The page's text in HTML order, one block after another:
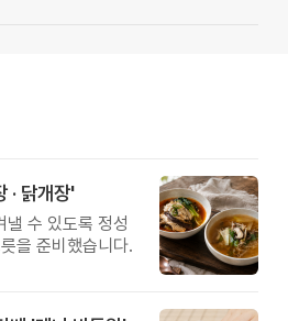
· 닭개장'
낼 수 있도록 정성
을 준비했습니다.